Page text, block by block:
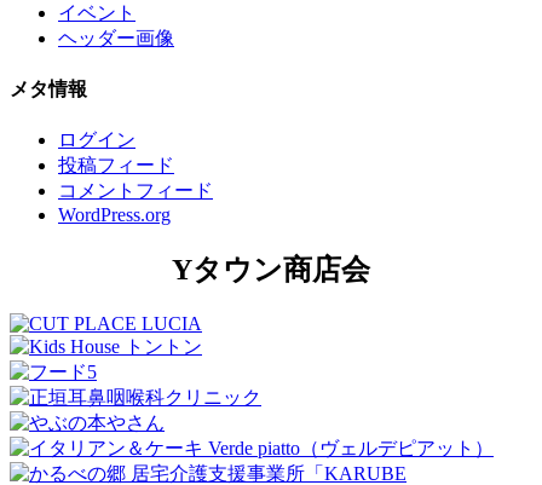
イベント
ヘッダー画像
メタ情報
ログイン
投稿フィード
コメントフィード
WordPress.org
Yタウン商店会